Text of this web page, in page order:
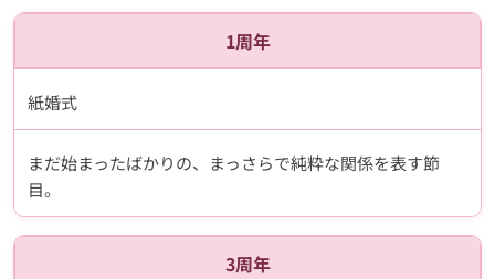
1周年
紙婚式
まだ始まったばかりの、まっさらで純粋な関係を表す節
目。
3周年